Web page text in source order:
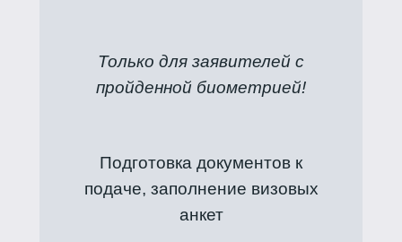
Только для заявителей с
пройденной биометрией!
Подготовка документов к
подаче, заполнение визовых
анкет